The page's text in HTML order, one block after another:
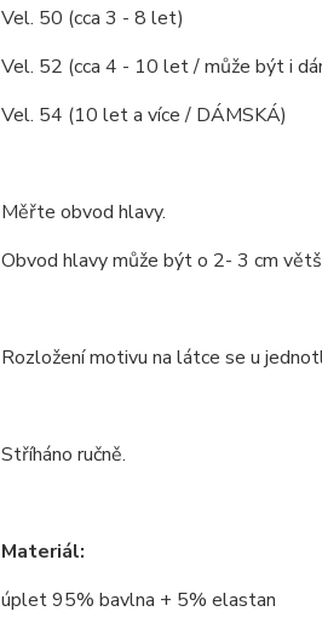
Vel. 50 (cca 3 - 8 let)
Vel. 52 (cca 4 - 10 let / může být i
Vel. 54 (10 let a více / DÁMSKÁ)
Měřte obvod hlavy.
Obvod hlavy může být o 2- 3 cm
Rozložení motivu na látce se u
Stříháno ručně.
Materiál:
úplet 95% bavlna + 5% elastan